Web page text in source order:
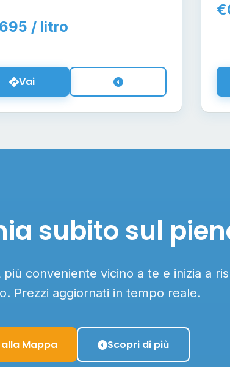
/ litro
Vai
subito sul
conveniente vicino a te e inizia a
Prezzi aggiornati in tempo reale.
Mappa Scopri di più